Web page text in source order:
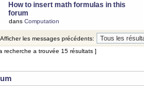
How to insert math formulas in this
forum
dans Computation
Afficher les messages précédents:
recherche a trouvée 15 résultats ]